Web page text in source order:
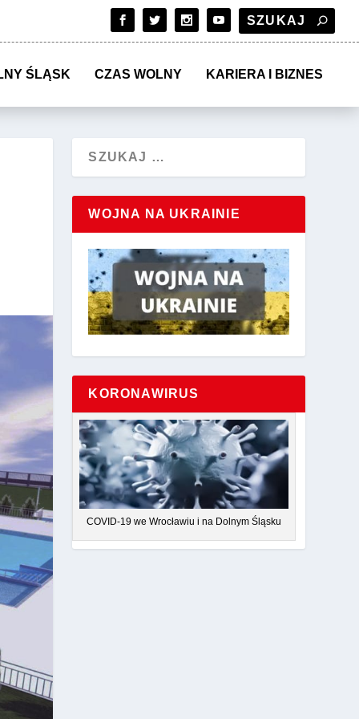
ŚLĄSK CZAS WOLNY KARIERA I BIZNES
WOJNA NA UKRAINIE
KORONAWIRUS
COVID-19 we Wrocławiu i na Dolnym Śląsku